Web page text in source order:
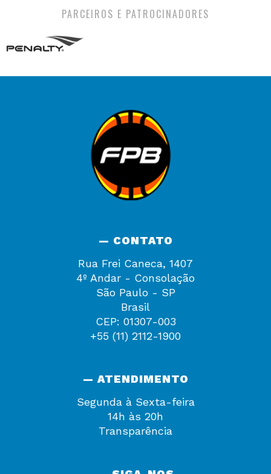
PARCEIROS E PATROCINADORES
— CONTATO
Rua Frei Caneca, 1407
4º Andar - Consolação
São Paulo - SP
Brasil
CEP: 01307-003
+55 (11) 2112-1900
— ATENDIMENTO
Segunda à Sexta-feira
14h às 20h
Transparência